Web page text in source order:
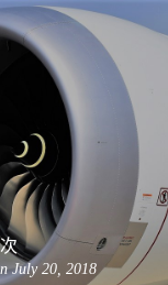
次
July 20, 2018